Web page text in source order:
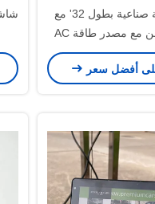
شاشة لمسة صناعية بطول 32' مع
تركيب مضمن مع مصدر طاقة AC
100-
أفضل سعر